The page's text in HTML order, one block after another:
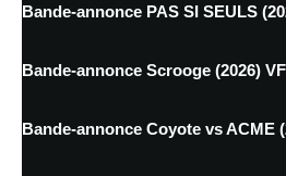
Bande-annonce PAS SI SEULS
Bande-annonce Scrooge (2026) VF
Bande-annonce Coyote vs ACME